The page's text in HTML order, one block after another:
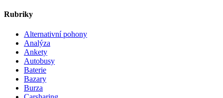
Rubriky
Alternativní pohony
Analýza
Ankety
Autobusy
Baterie
Bazary
Burza